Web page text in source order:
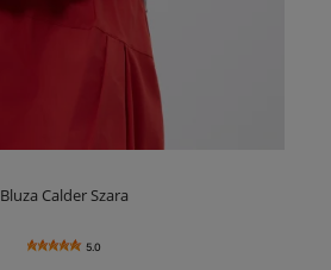
Bluza Calder Szara
5.0